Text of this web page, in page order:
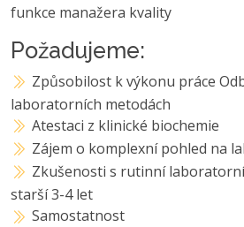
funkce manažera kvality
Požadujeme:
Způsobilost k výkonu práce
laboratorních metodách
Atestaci z klinické biochemie
Zájem o komplexní pohled na
Zkušenosti s rutinní
starší 3-4 let
Samostatnost